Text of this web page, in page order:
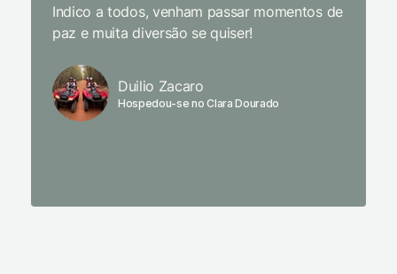
Indico a todos, venham passar momentos de
paz e muita diversão se quiser!
Duilio Zacaro
Hospedou-se no Clara Dourado